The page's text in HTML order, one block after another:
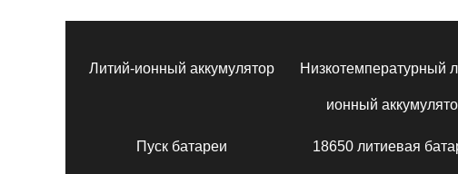
Литий-ионный аккумулятор Низкотемпературный
ионный
Пуск батареи 18650 литиевая